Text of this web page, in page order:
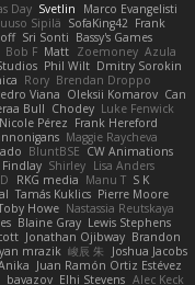
Day Svetlin
Marco Evangelisti
Sipilä SofaKing42 Frank
Sri Sonti Bassy's Games
Bob F Matt Zoemoney Azula
Phil Wilt Dmitry Sorokin
Rory Brendan Droppo
Viana Oleksii Komarov Can
Bull Chodey Luke Fenwick
Nicole Pérez Frank Hereford
Maggie Raycheva
BluntBSE CW Animations
Shirley Lisa Anders
RKG media Manu T S K
Tamás Kuklics Pierre Moore
Howe Nastassia Reutskaya
Blaine Gray Lewis Stephens
Jonathan Ojibway Brandon
mrazik 峻辰 朱
Joshua Jacobs
Juan Ramón Ortiz Estévez
bavazov Elhi Stevens Alec Keck